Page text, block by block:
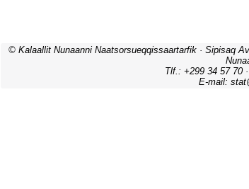
© Kalaallit Nunaanni Naatsorsueqqissaartarfik · Sipisaq
Tlf.: +299 34 57 70
E-mail: